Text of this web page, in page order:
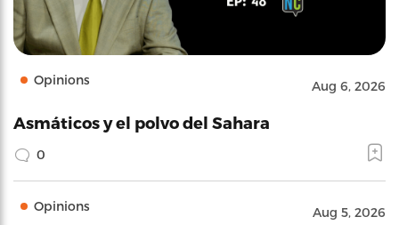
Opinions Aug 6, 2026
Asmáticos y el polvo del Sahara
0
Opinions Aug 5, 2026